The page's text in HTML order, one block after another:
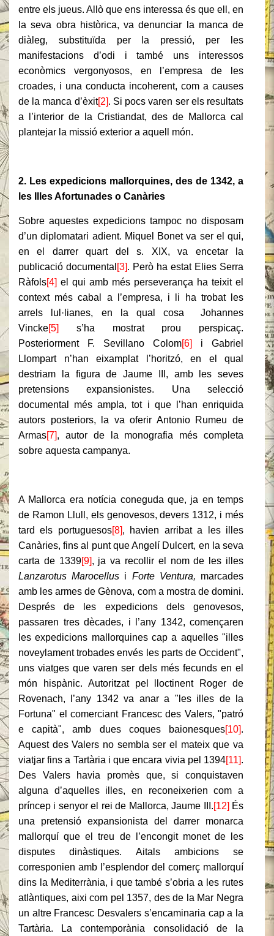
entre els jueus. Allò que ens interessa és que ell, en
la seva obra històrica, va denunciar la manca de
diàleg, substituïda per la pressió, per les
manifestacions d’odi i també uns interessos
econòmics vergonyosos, en l’empresa de les
croades, i una conducta incoherent, com a causes
de la manca d’èxit[2]. Si pocs varen ser els resultats
a l’interior de la Cristiandat, des de Mallorca cal
plantejar la missió exterior a aquell món.
2. Les expedicions mallorquines, des de 1342, a
les Illes Afortunades o Canàries
Sobre aquestes expedicions tampoc no disposam
d’un diplomatari adient. Miquel Bonet va ser el qui,
en el darrer quart del s. XIX, va encetar la
publicació documental [3]. Però ha estat Elies Serra
Ràfols[4] el qui amb més perseverança ha teixit el
context més cabal a l’empresa, i li ha trobat les
arrels lul·lianes, en la qual cosa Johannes
Vincke[5]
s’ha mostrat prou perspicaç.
Posteriorment F. Sevillano Colom[6]
i Gabriel
Llompart n’han eixamplat l’horitzó, en el qual
destriam la figura de Jaume III, amb les seves
pretensions expansionistes. Una selecció
documental més ampla, tot i que l’han enriquida
autors posteriors, la va oferir Antonio Rumeu de
Armas[7], autor de la monografia més completa
sobre aquesta campanya.
A Mallorca era notícia coneguda que, ja en temps
de Ramon Llull, els genovesos, devers 1312, i més
tard els portuguesos[8], havien arribat a les illes
Canàries, fins al punt que Angelí Dulcert, en la seva
carta de 1339[9], ja va recollir el nom de les illes
Lanzarotus Marocellus i Forte Ventura, marcades
amb les armes de Gènova, com a mostra de domini.
Després de les expedicions dels genovesos,
passaren tres dècades, i l’any 1342, començaren
les expedicions mallorquines cap a aquelles "illes
noveylament trobades envés les parts de Occident",
uns viatges que varen ser dels més fecunds en el
món hispànic. Autoritzat pel lloctinent Roger de
Rovenach, l’any 1342 va anar a "les illes de la
Fortuna" el comerciant Francesc des Valers, "patró
e capità", amb dues coques baionesques[10].
Aquest des Valers no sembla ser el mateix que va
viatjar fins a Tartària i que encara vivia pel 1394[11].
Des Valers havia promès que, si conquistaven
alguna d’aquelles illes, en reconeixerien com a
príncep i senyor el rei de Mallorca, Jaume III.[12] És
una pretensió expansionista del darrer monarca
mallorquí que el treu de l’encongit monet de les
disputes dinàstiques. Aitals ambicions se
corresponien amb l’esplendor del comerç mallorquí
dins la Mediterrània, i que també s’obria a les rutes
atlàntiques, aixi com pel 1357, des de la Mar Negra
un altre Francesc Desvalers s’encaminaria cap a la
Tartària. La contemporània consolidació de la